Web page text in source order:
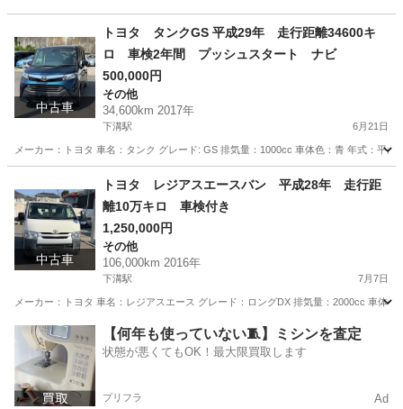
中古車
トヨタ タンクGS 平成29年 走行距離34600キ
ロ 車検2年間 プッシュスタート ナビ
500,000円
その他
34,600km 2017年
下溝駅 6月21日
メーカー：トヨタ 車名：タンク グレード: GS 排気量：1000cc 車体色：青 年式：平
相模原市 下溝駅 走行距離
中古車
トヨタ レジアスエースバン 平成28年 走行距
離10万キロ 車検付き
1,250,000円
その他
106,000km 2016年
下溝駅 7月7日
メーカー：トヨタ 車名：レジアスエース グレード：ロングDX 排気量：2000cc 車体
神奈川 相模原市 下溝駅 その他 走行距離
【何年も使っていない🧵】ミシンを査定
状態が悪くてもOK！最大限買取します
プリフラ Ad